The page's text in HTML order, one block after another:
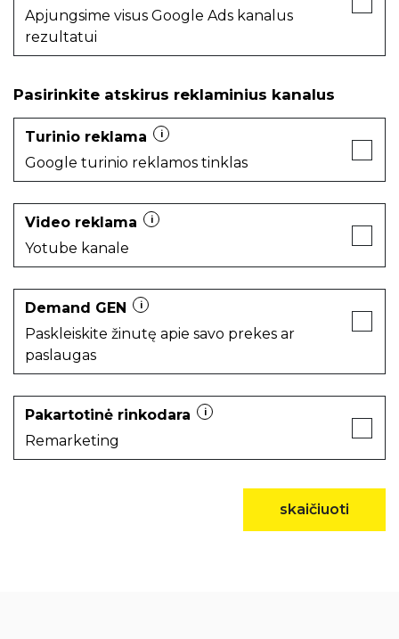
Apjungsime visus Google Ads kanalus
rezultatui
Pasirinkite atskirus reklaminius kanalus
Turinio reklama i
Google turinio reklamos tinklas
Video reklama i
Yotube kanale
Demand GEN i
Paskleiskite žinutę apie savo prekes ar
paslaugas
Pakartotinė rinkodara i
Remarketing
skaičiuoti